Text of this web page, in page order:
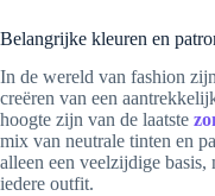
Belangrijke kleuren en
In de wereld van fashion
creëren van een
hoogte zijn van de laatste
mix van neutrale tinten en
alleen een veelzijdige basis,
iedere outfit.